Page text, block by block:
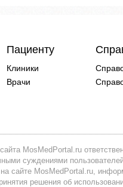
Пациенту
Клиники
Врачи
MosMedPortal.ru
суждениями
сайте MosMedPortal.ru,
решения об